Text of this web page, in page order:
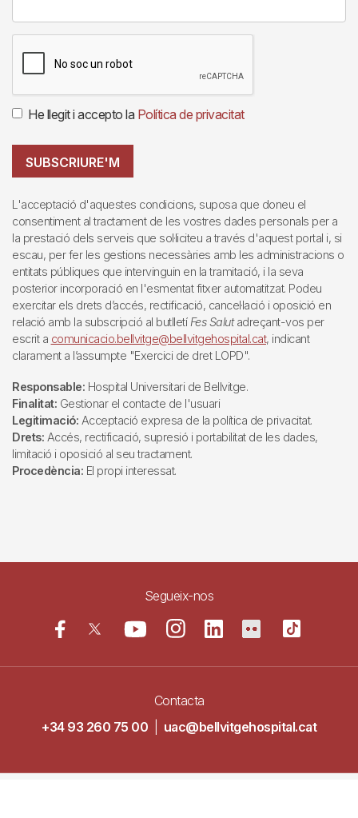
He llegit i accepto la Política de privacitat
SUBSCRIURE'M
L'acceptació d'aquestes condicions, suposa que doneu el
consentiment al tractament de les vostres dades personals per a
la prestació dels serveis que sol·liciteu a través d'aquest portal i, si
escau, per fer les gestions necessàries amb les administracions o
entitats públiques que intervinguin en la tramitació, i la seva
posterior incorporació en l'esmentat fitxer automatitzat. Podeu
exercitar els drets d’accés, rectificació, cancel·lació i oposició en
relació amb la subscripció al butlletí Fes Salutadreçant-vos per
escrit a comunicacio.bellvitge@bellvitgehospital.cat, indicant
clarament a l’assumpte "Exercici de dret LOPD".
Responsable: Hospital Universitari de Bellvitge.
Finalitat: Gestionar el contacte de l'usuari
Legitimació: Acceptació expresa de la política de privacitat.
Drets: Accés, rectificació, supresió i portabilitat de les dades,
limitació i oposició al seu tractament.
Procedència: El propi interessat.
Segueix-nos
Contacta
+34 93 260 75 00
uac@bellvitgehospital.cat